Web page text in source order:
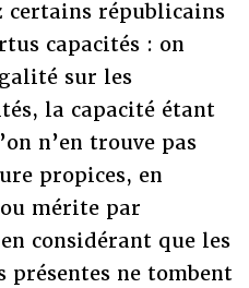
certains républicains
capacités : on
sur les
la capacité étant
n’en trouve pas
propices, en
mérite par
considérant que les
ne tombent